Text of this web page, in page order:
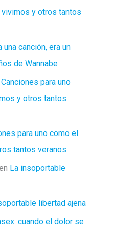
y otros tantos
una canción, era un
de Wannabe
Canciones para uno
y otros tantos
para uno como el
tantos veranos
La insoportable
libertad ajena
cuando el dolor se